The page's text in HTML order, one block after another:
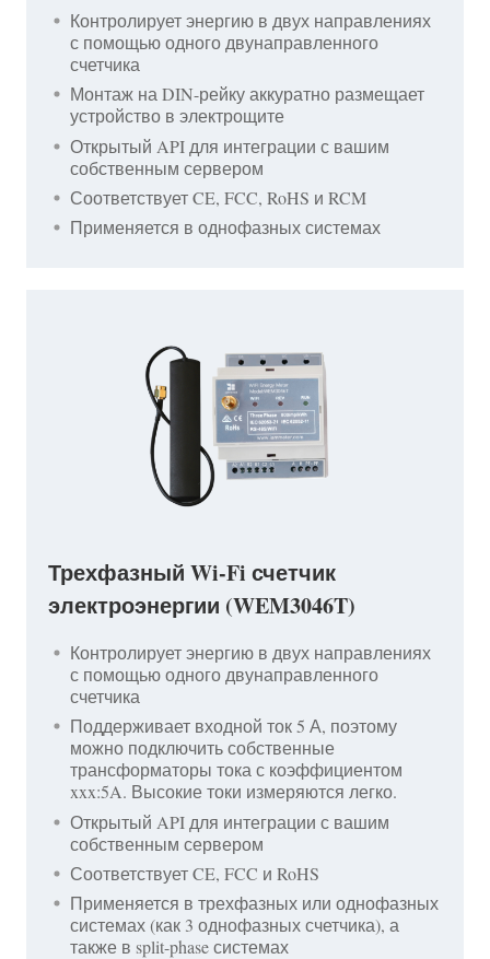
Контролирует энергию в двух направлениях
с помощью одного двунаправленного
счетчика
Монтаж на DIN-рейку аккуратно размещает
устройство в электрощите
Открытый API для интеграции с вашим
собственным сервером
Соответствует CE, FCC, RoHS и RCM
Применяется в однофазных системах
Трехфазный Wi-Fi счетчик
электроэнергии (WEM3046T)
Контролирует энергию в двух направлениях
с помощью одного двунаправленного
счетчика
Поддерживает входной ток 5 А, поэтому
можно подключить собственные
трансформаторы тока с коэффициентом
xxx:5A. Высокие токи измеряются легко.
Открытый API для интеграции с вашим
собственным сервером
Соответствует CE, FCC и RoHS
Применяется в трехфазных или однофазных
системах (как 3 однофазных счетчика), а
также в split-phase системах